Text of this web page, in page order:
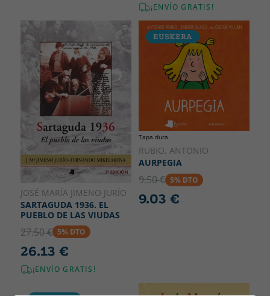
¡ENVÍO GRATIS!
JOSÉ MARÍA JIMENO JURÍO
SARTAGUDA 1936. EL
PUEBLO DE LAS VIUDAS
27.50 € 5% DTO
26.13 €
¡ENVÍO GRATIS!
EUSKERA
Tapa dura
RUBIO, ANTONIO
AURPEGIA
9.50 € 5% DTO
9.03 €